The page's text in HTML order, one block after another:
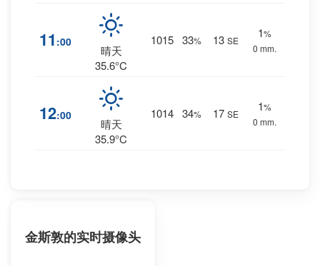
11 :00
晴天
35.6°C
1015 33% 13 SE
1%
0 mm.
12:00
晴天
35.9°C
1014 34% 17 SE
1%
0 mm.
金斯敦的实时摄像头